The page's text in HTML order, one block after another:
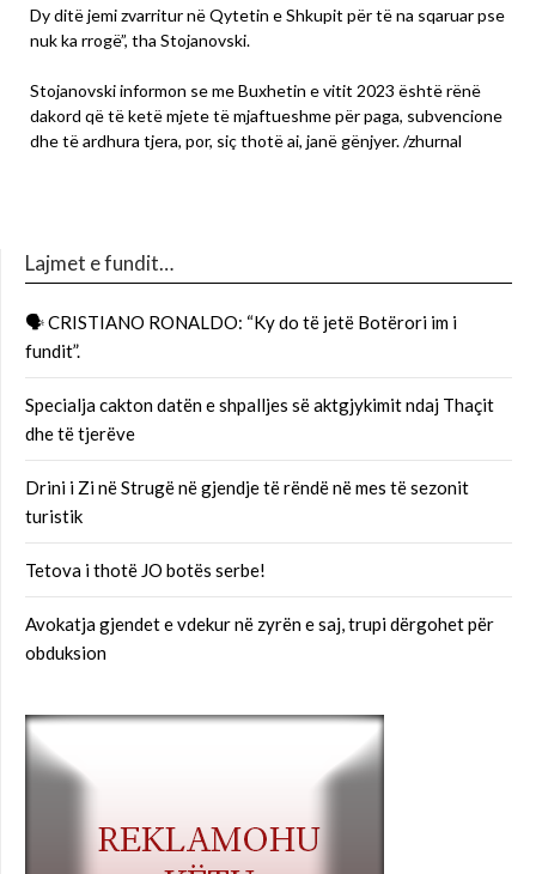
Dy ditë jemi zvarritur në Qytetin e Shkupit për të na sqaruar pse
nuk ka rrogë”, tha Stojanovski.
Stojanovski informon se me Buxhetin e vitit 2023 është rënë
dakord që të ketë mjete të mjaftueshme për paga, subvencione
dhe të ardhura tjera, por, siç thotë ai, janë gënjyer./zhurnal
Lajmet e fundit…
🗣 CRISTIANO RONALDO: “Ky do të jetë Botërori im i
fundit”.
Specialja cakton datën e shpalljes së aktgjykimit ndaj Thaçit
dhe të tjerëve
Drini i Zi në Strugë në gjendje të rëndë në mes të sezonit
turistik
Tetova i thotë JO botës serbe!
Avokatja gjendet e vdekur në zyrën e saj, trupi dërgohet për
obduksion